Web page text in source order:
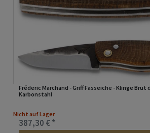
Fréderic Marchand - Griff Fasseiche - Klinge Brut
Karbonstahl
Nicht auf Lager
387,30 € *